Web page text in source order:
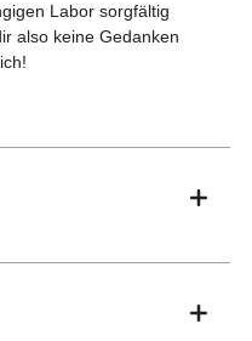
Labor sorgfältig
also keine Gedanken